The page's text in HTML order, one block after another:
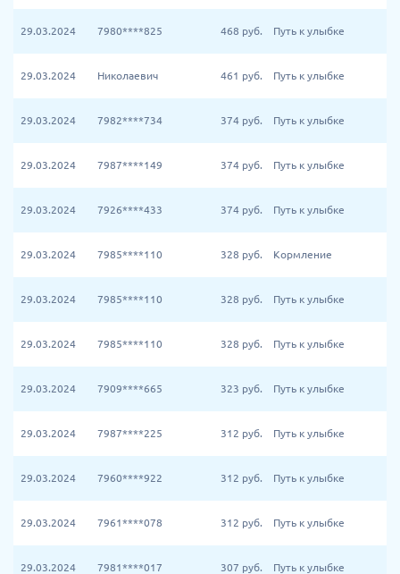
29.03.2024 7980****825 468 руб. Путь к улыбке
29.03.2024 Николаевич 461 руб. Путь к улыбке
29.03.2024 7982****734 374 руб. Путь к улыбке
29.03.2024 7987****149 374 руб. Путь к улыбке
29.03.2024 7926****433 374 руб. Путь к улыбке
29.03.2024 7985****110 328 руб. Кормление
29.03.2024 7985****110 328 руб. Путь к улыбке
29.03.2024 7985****110 328 руб. Путь к улыбке
29.03.2024 7909****665 323 руб. Путь к улыбке
29.03.2024 7987****225 312 руб. Путь к улыбке
29.03.2024 7960****922 312 руб. Путь к улыбке
29.03.2024 7961****078 312 руб. Путь к улыбке
29.03.2024 7981****017 307 руб. Путь к улыбке